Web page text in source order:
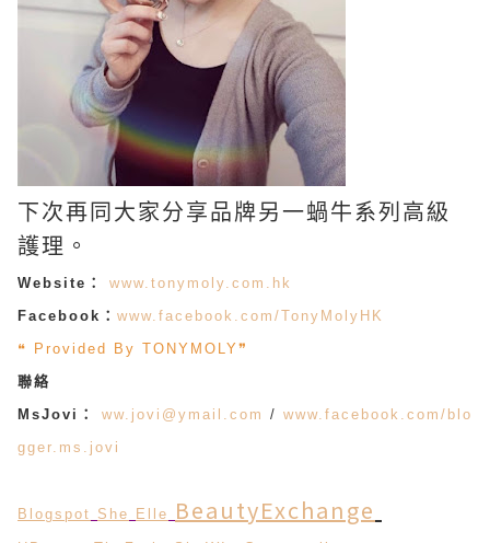
下次再同大家分享品牌另一蝸牛系列高級
護理。
Website：
www.tonymoly.com.hk
Facebook： www.facebook.com/TonyMolyHK
❝ Provided By TONYMOLY❞
聯絡
MsJovi： ww.jovi@ymail.com / www.facebook.com/blo
gger.ms.jovi
Blogspot She Elle BeautyExchange